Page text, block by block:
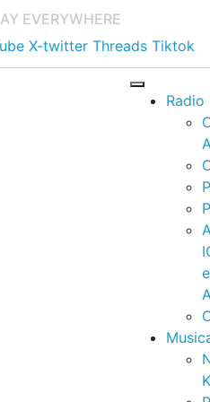
EVERYWHERE
X-twitter Threads Tiktok
Radio
e